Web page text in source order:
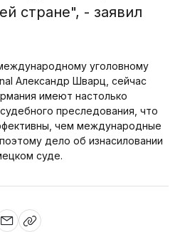
стране", - заявил
уголовному
Александр Шварц, сейчас
имеют настолько
преследования, что
чем международные
дело об изнасиловании
суде.